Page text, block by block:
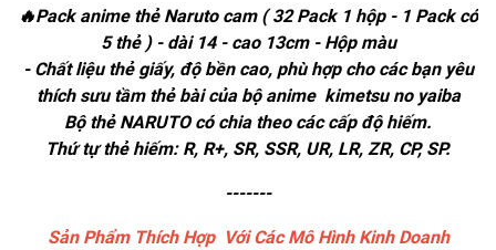
🔥Pack anime thẻ Naruto cam ( 32 Pack 1 hộp - 1 Pack có
5 thẻ ) - dài 14 - cao 13cm - Hộp màu
- Chất liệu thẻ giấy, độ bền cao, phù hợp cho các bạn yêu
thích sưu tầm thẻ bài của bộ anime kimetsu no yaiba
Bộ thẻ NARUTO có chia theo các cấp độ hiếm.
Thứ tự thẻ hiếm: R, R+, SR, SSR, UR, LR, ZR, CP, SP.
-------
Sản Phẩm Thích Hợp Với Các Mô Hình Kinh Doanh